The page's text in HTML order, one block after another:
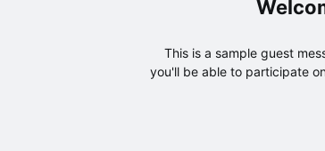
This is a sample guest
you'll be able to participate